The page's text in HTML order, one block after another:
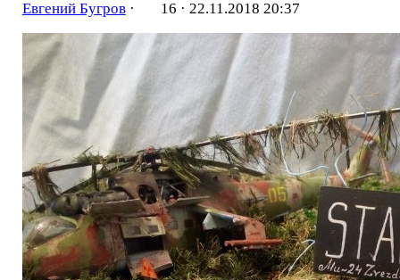
Евгений Бугров· 16 · 22.11.2018 20:37